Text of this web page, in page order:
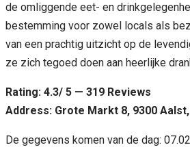
de omliggende eet- en
bestemming voor zowel locals als
van een prachtig uitzicht op de
ze zich tegoed doen aan heerlijke
Rating: 4.3/ 5 — 319 Reviews
Address: Grote Markt 8, 9300
De gegevens komen van de dag: